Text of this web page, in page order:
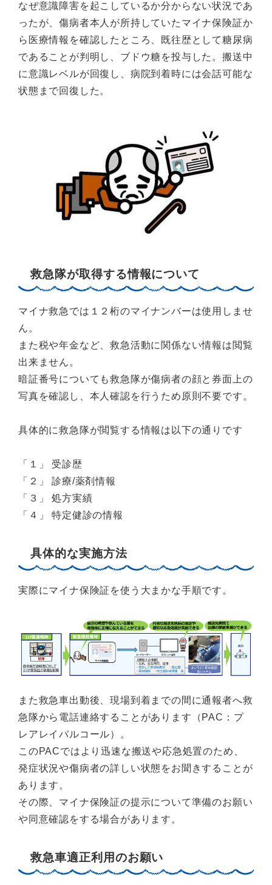
なぜ意識障害を起こしているか分からない状況であ
ったが、傷病者本人が所持していたマイナ保険証か
ら医療情報を確認したところ、既往歴として糖尿病
であることが判明し、ブドウ糖を投与した。搬送中
に意識レベルが回復し、病院到着時には会話可能な
状態まで回復した。
救急隊が取得する情報について
マイナ救急では１２桁のマイナンバーは使用しませ
ん。
また税や年金など、救急活動に関係ない情報は閲覧
出来ません。
暗証番号についても救急隊が傷病者の顔と券面上の
写真を確認し、本人確認を行うため原則不要です。
具体的に救急隊が閲覧する情報は以下の通りです
「１」 受診歴
「２」 診療/薬剤情報
「３」 処方実績
「４」 特定健診の情報
具体的な実施方法
実際にマイナ保険証を使う大まかな手順です。
また救急車出動後、現場到着までの間に通報者へ救
急隊から電話連絡することがあります（PAC：プ
レアレイバルコール）。
このPACではより迅速な搬送や応急処置のため、
発症状況や傷病者の詳しい状態をお聞きすることが
あります。
その際、マイナ保険証の提示について準備のお願い
や同意確認をする場合があります。
救急車適正利用のお願い